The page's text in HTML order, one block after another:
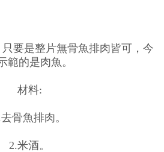
要是整片無骨魚排肉皆可，今
範的是肉魚。
材料:
骨魚排肉。
2.米酒。